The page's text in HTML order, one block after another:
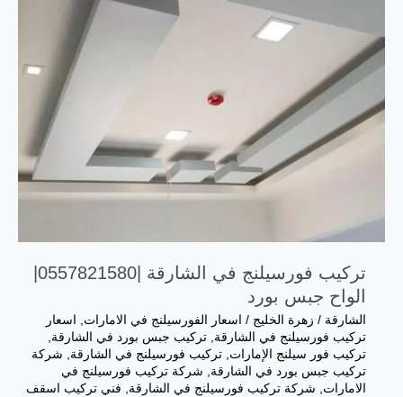
تركيب فورسيلنج في الشارقة |0557821580|
الواح جبس بورد
الشارقة / زهرة الخليج / اسعار الفورسيلنج في الامارات
اسعار
تركيب فورسيلنج في الشارقة تركيب جبس بورد في الشارقة
تركيب فور سيلنج الإمارات تركيب فورسيلنج في الشارقة
شركة
تركيب جبس بورد في الشارقة
شركة تركيب فورسيلنج في
الامارات
شركة تركيب فورسيلنج في الشارقة
فني تركيب اسقف